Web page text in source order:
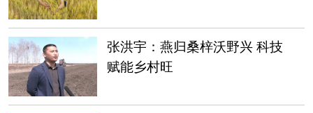
张洪宇：燕归桑梓沃野兴 科技
赋能乡村旺